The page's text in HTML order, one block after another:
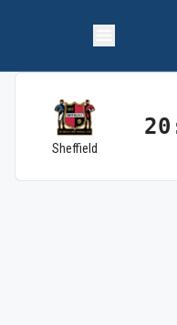
Sheffield